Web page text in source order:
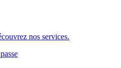
nos services.